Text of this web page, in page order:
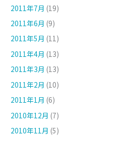
2011年7月 (19)
2011年6月 (9)
2011年5月 (11)
2011年4月 (13)
2011年3月 (13)
2011年2月 (10)
2011年1月 (6)
2010年12月 (7)
2010年11月 (5)